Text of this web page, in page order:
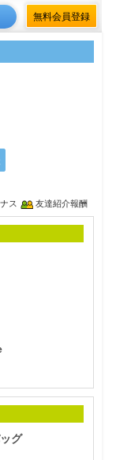
無料会員登録
ス 友達紹介報酬
グ